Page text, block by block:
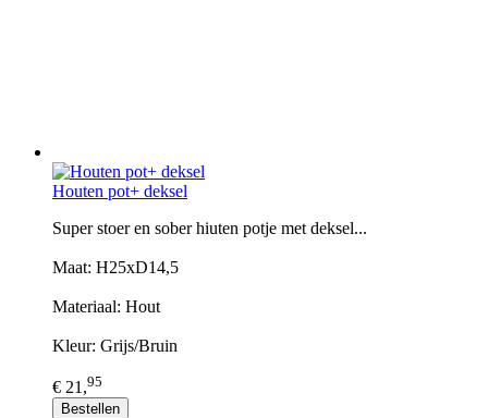
Houten pot+ deksel
Super stoer en sober hiuten potje met deksel...
Maat: H25xD14,5
Materiaal: Hout
Kleur: Grijs/Bruin
€ 21,95
Bestellen